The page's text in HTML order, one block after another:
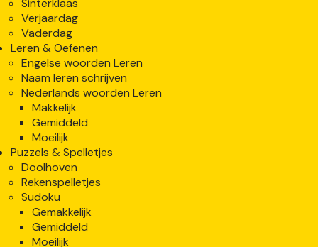
Sinterklaas
Verjaardag
Vaderdag
Leren & Oefenen
Engelse woorden Leren
Naam leren schrijven
Nederlands woorden Leren
Makkelijk
Gemiddeld
Moeilijk
Puzzels & Spelletjes
Doolhoven
Rekenspelletjes
Sudoku
Gemakkelijk
Gemiddeld
Moeilijk